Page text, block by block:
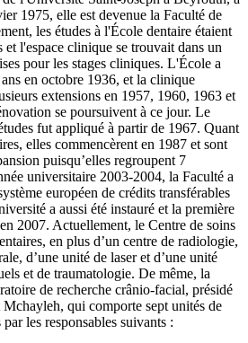
1975, elle est devenue la Faculté de
les études à l'École dentaire étaient
et l'espace clinique se trouvait dans un
pour les stages cliniques. L'École a
en octobre 1936, et la clinique
extensions en 1957, 1960, 1963 et
se poursuivent à ce jour. Le
fut appliqué à partir de 1967. Quant
elles commencèrent en 1987 et sont
puisqu’elles regroupent 7
universitaire 2003-2004, la Faculté a
européen de crédits transférables
a aussi été instauré et la première
2007. Actuellement, le Centre de soins
en plus d’un centre de radiologie,
d’une unité de laser et d’une unité
et de traumatologie. De même, la
de recherche crânio-facial, présidé
qui comporte sept unités de
les responsables suivants :